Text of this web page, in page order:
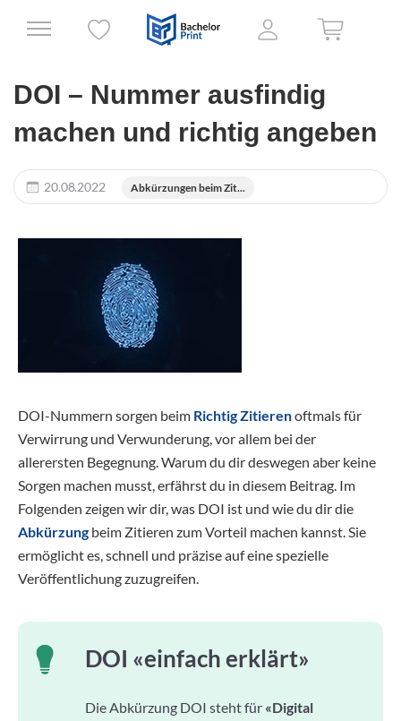
DOI – Nummer ausfindig
machen und richtig angeben
20.08.2022 Abkürzungen beim Zit...
DOI-Nummern sorgen beim Richtig Zitierenoftmals für
Verwirrung und Verwunderung, vor allem bei der
allerersten Begegnung. Warum du dir deswegen aber keine
Sorgen machen musst, erfährst du in diesem Beitrag. Im
Folgenden zeigen wir dir, was DOI ist und wie du dir die
Abkürzung beim Zitieren zum Vorteil machen kannst. Sie
ermöglicht es, schnell und präzise auf eine spezielle
Veröffentlichung zuzugreifen.
DOI «einfach erklärt»
Die Abkürzung DOI steht für «Digital